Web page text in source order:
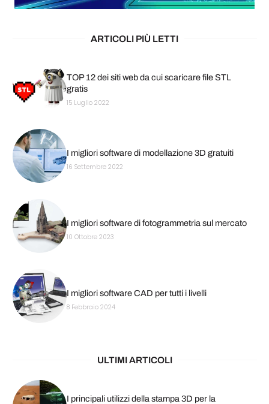
ARTICOLI PIÙ LETTI
TOP 12 dei siti web da cui scaricare file STL
gratis
15 Luglio 2022
I migliori software di modellazione 3D gratuiti
16 Settembre 2022
I migliori software di fotogrammetria sul mercato
10 Ottobre 2023
I migliori software CAD per tutti i livelli
8 Febbraio 2024
ULTIMI ARTICOLI
I principali utilizzi della stampa 3D per la